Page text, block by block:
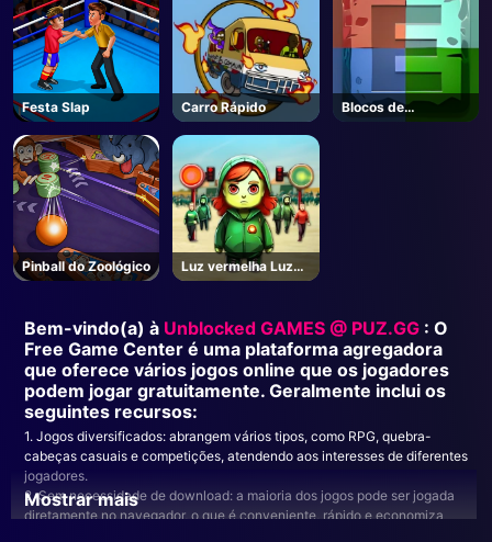
Festa Slap Carro Rápido
Blocos de
elementos
Pinball do Zoológico
Luz vermelha Luz
verde
Bem-vindo(a) à Unblocked GAMES @ PUZ.GG : O
Free Game Center é uma plataforma agregadora
que oferece vários jogos online que os jogadores
podem jogar gratuitamente. Geralmente inclui os
seguintes recursos:
1. Jogos diversificados: abrangem vários tipos, como RPG, quebra-
cabeças casuais e competições, atendendo aos interesses de diferentes
jogadores.
2. Sem necessidade de download: a maioria dos jogos pode ser jogada
diretamente no navegador, o que é conveniente, rápido e economiza
Mostrar mais